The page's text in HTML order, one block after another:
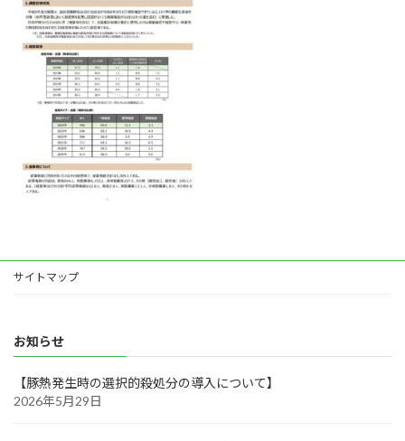
サイトマップ
お知らせ
【豚熱発生時の選択的殺処分の導入について】
2026年5月29日